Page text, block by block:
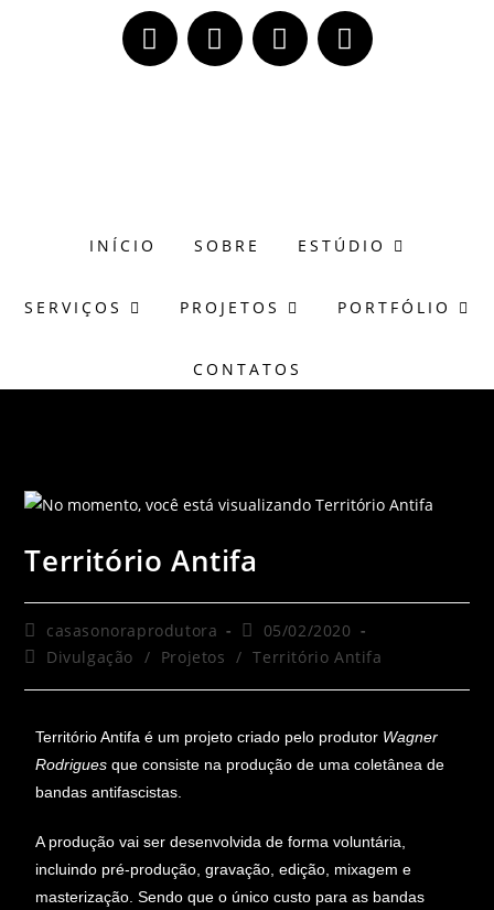
INÍCIO SOBRE ESTÚDIO
SERVIÇOS PROJETOS PORTFÓLIO
CONTATOS
Território Antifa
casasonoraprodutora
05/02/2020
Divulgação
/ Projetos / Território Antifa
Território Antifa é um projeto criado pelo produtor Wagner
Rodrigues que consiste na produção de uma coletânea de
bandas antifascistas.
A produção vai ser desenvolvida de forma voluntária,
incluindo pré-produção, gravação, edição, mixagem e
masterização. Sendo que o único custo para as bandas